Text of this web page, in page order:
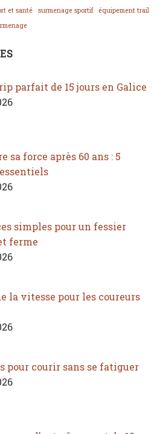
et santé surmenage sportif
équipement trail
parfait de 15 jours en Galice
sa force après 60 ans : 5
simples pour un fessier
ferme
la vitesse pour les coureurs
pour courir sans se fatiguer